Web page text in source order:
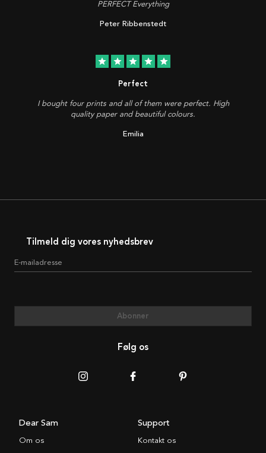
PERFECT Everything
Peter Ribbenstedt
star star star star star
Perfect
I bought four prints and all of them were perfect. High
quality paper and beautiful colours.
Emilia
Tilmeld dig vores nyhedsbrev
E-mailadresse
Abonner
Følg os
Dear Sam
Om os
Support
Kontakt os